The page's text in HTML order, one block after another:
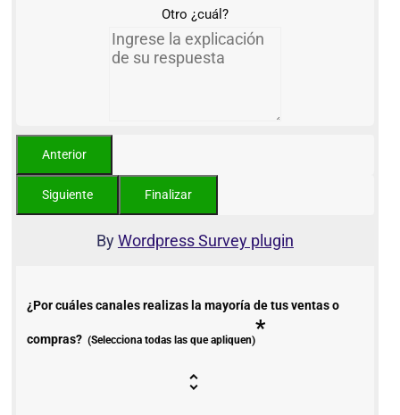
Otro ¿cuál?
ByWordpress Survey plugin
¿Por cuáles canales realizas la mayoría de tus ventas o
compras? (Selecciona todas las que apliquen)*